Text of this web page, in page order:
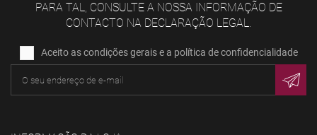
PARA TAL, CONSULTE A NOSSA INFORMAÇÃO DE
CONTACTO NA DECLARAÇÃO LEGAL.
Aceito as condições gerais e a política de confidencialidade